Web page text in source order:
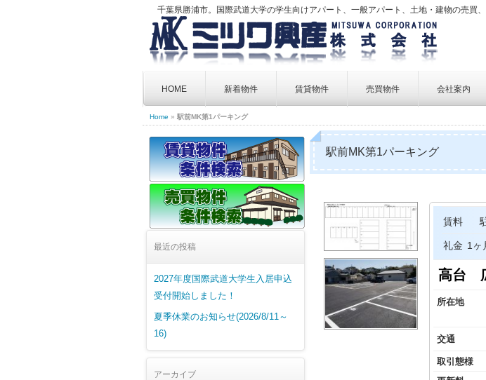
千葉県勝浦市。国際武道大学の学生向けアパート、一般アパート、土地・建物の売買
contentHOME 新着物件 賃貸物件
賃貸物件検索
売買物件
売買物件検索
会社案内
お問
Home » 駅前MK第1パーキング
駅前MK第1パーキング
賃料
礼金 1ヶ
高台
所在地
交通
取引態様
最近の投稿
2027年度国際武道大学生入居申込
受付開始しました！
夏季休業のお知らせ(2026/8/11～
16)
アーカイブ